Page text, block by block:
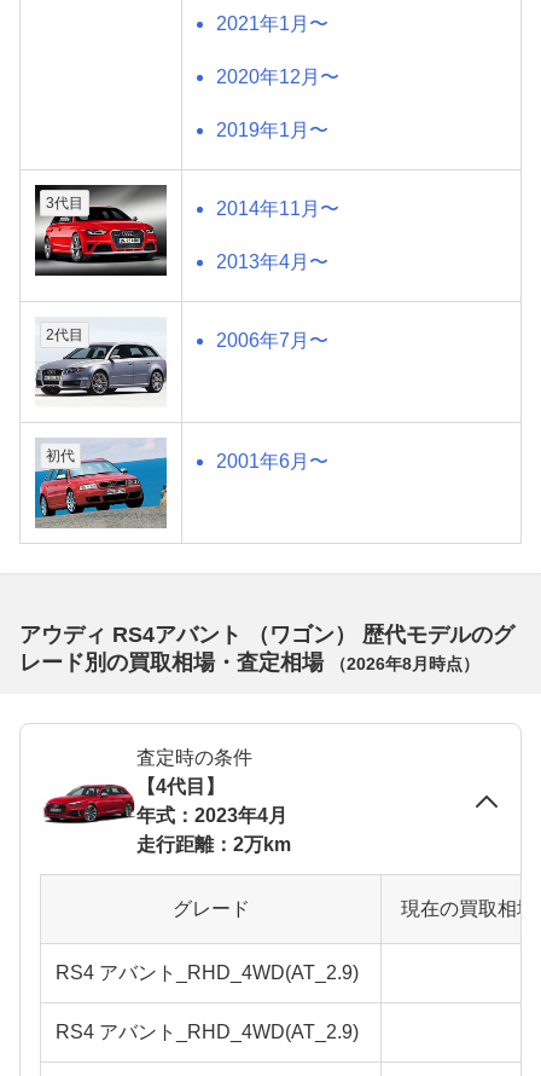
2021年1月〜
2020年12月〜
2019年1月〜
3代目 2014年11月〜
2013年4月〜
2代目 2006年7月〜
初代 2001年6月〜
アウディ RS4アバント （ワゴン） 歴代モデルのグ
レード別の買取相場・査定相場
（2026年8月 時点）
査定時の条件
【4代目】
年式：2023年4月
走行距離：2万km
グレード 現在の買取相
RS4 アバント_RHD_4WD(AT_2.9)
RS4 アバント_RHD_4WD(AT_2.9)